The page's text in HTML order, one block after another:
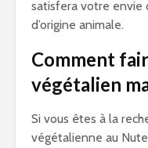
satisfera votre envie
d’origine animale.
Comment
végétalien
Si vous êtes à la
végétalienne au